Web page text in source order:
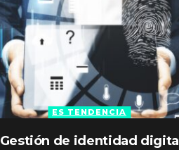
ES TENDENCIA
Gestión de identidad digital